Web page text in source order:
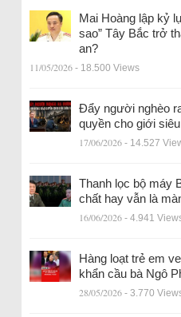
Mai Hoàng lập kỷ
sao” Tây Bắc trở
an?
11/05/2026 - 18.500 Views
Đẩy người nghèo
quyền cho giới
17/06/2026 - 14.527
Thanh lọc bộ máy
chất hay vẫn là
16/06/2026 - 4.941
Hàng loạt trẻ em
khẩn cầu bà Ngô
28/05/2026 - 3.770